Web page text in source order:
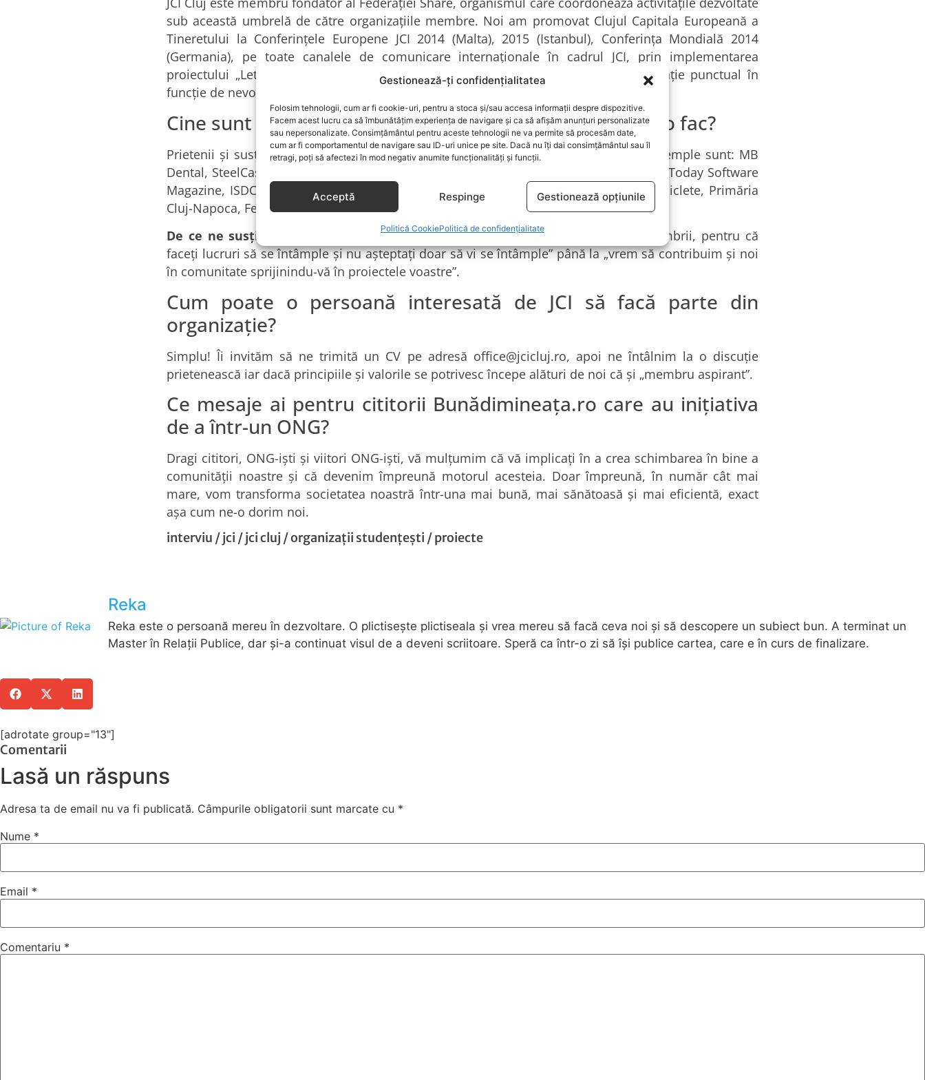
Gestionează-ți confidențialitatea
Folosim tehnologii, cum ar fi cookie-uri, pentru a stoca și/sau accesa informații despre dispozitive.
Facem acest lucru ca să îmbunătățim experiența de navigare și ca să afișăm anunțuri personalizate
sau nepersonalizate. Consimțământul pentru aceste tehnologii ne va permite să procesăm date,
cum ar fi comportamentul de navigare sau ID-uri unice pe site. Dacă nu îți dai consimțământul sau îl
retragi, poți să afectezi în mod negativ anumite funcționalități și funcții.
Acceptă Respinge Gestionează opțiunile
Politică CookiePolitică de confidențialitate
sub această umbrelă de către organizațiile membre. Noi am promovat Clujul Capitala Europeană a
Tineretului la Conferințele Europene JCI 2014 (Malta), 2015 (Istanbul), Conferința Mondială 2014
(Germania), pe toate canalele de comunicare internaționale în cadrul JCI, prin implementarea
proiectului „Let’s Share Cluj”, prin suport și sprijin continuu al colegilor din Federație punctual în
funcție de nevoi.
Cine sunt cei care susțin inițiativele JCI și de ce crezi că o fac?
Prietenii și susținătorii JCI sunt partenerii și sponsorii proiectelor noastre. Câteva exemple sunt: MB
Dental, SteelCase, School of public health, Refresh Print, Daisler Print House, Elvsoft, Today Software
Magazine, ISDC, Valentin Valcauan – Țuica de Badacin, Macademian, Registru de Biciclete, Primăria
Cluj-Napoca, Federația Share.
De ce ne susțin?
Motivele sunt diverse: de la „pur și simplu ne place de voi, membrii, pentru că
faceți lucruri să se întâmple și nu așteptați doar să vi se întâmple” până la „vrem să contribuim și noi
în comunitate sprijinindu-vă în proiectele voastre”.
Cum poate o persoană interesată de JCI să facă parte din
organizație?
Simplu! Îi invităm să ne trimită un CV pe adresă office@jcicluj.ro, apoi ne întâlnim la o discuție
prietenească iar dacă principiile și valorile se potrivesc începe alături de noi că și „membru aspirant”.
Ce mesaje ai pentru cititorii Bunădimineața.ro care au inițiativa
de a într-un ONG?
Dragi cititori, ONG-iști și viitori ONG-iști, vă mulțumim că vă implicați în a crea schimbarea în bine a
comunității noastre și că devenim împreună motorul acesteia. Doar împreună, în număr cât mai
mare, vom transforma societatea noastră într-una mai bună, mai sănătoasă și mai eficientă, exact
așa cum ne-o dorim noi.
interviu /jci /jci cluj/organizații studențești /proiecte
Reka
Reka este o persoană mereu în dezvoltare. O plictisește plictiseala și vrea mereu să facă ceva noi și să descopere un subiect bun. A terminat un
Master în Relaţii Publice, dar şi-a continuat visul de a deveni scriitoare. Speră ca într-o zi să își publice cartea, care e în curs de finalizare.
[adrotate group="13"]
Comentarii
Lasă un răspuns
Adresa ta de email nu va fi publicată. Câmpurile obligatorii sunt marcate cu *
Nume *
Email *
Comentariu *